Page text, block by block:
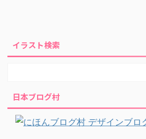
イラスト検索
日本ブログ村